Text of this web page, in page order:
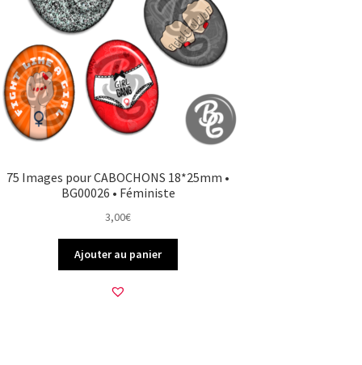
75 Images pour CABOCHONS 18*25mm •
BG00026 • Féministe
3,00€
Ajouter au panier